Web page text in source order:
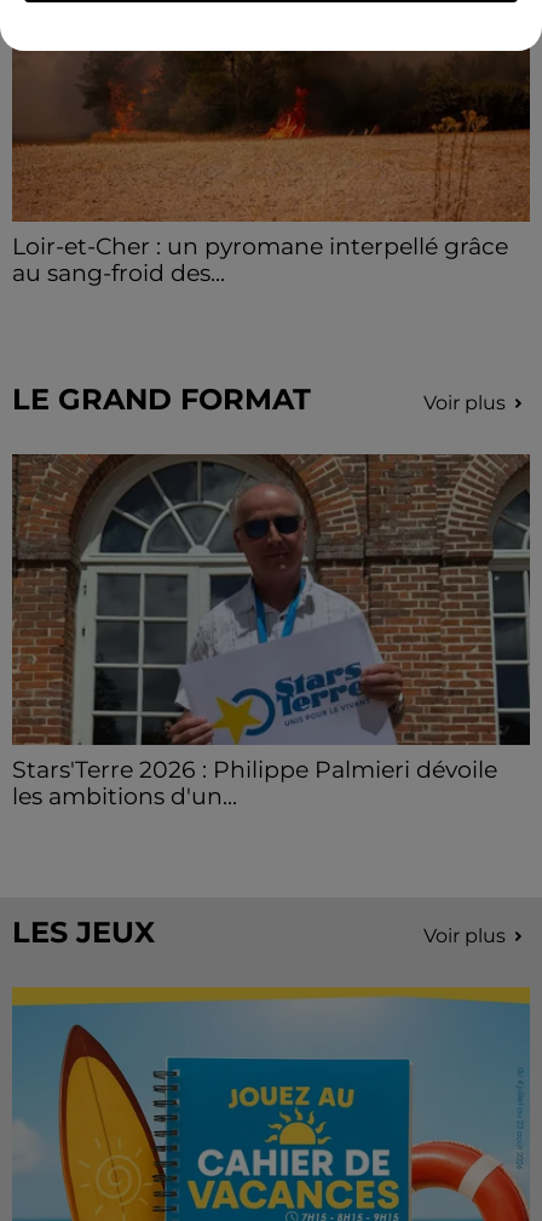
Loir-et-Cher : un pyromane interpellé grâce
au sang-froid des...
Grâce...
LE GRAND FORMAT Voir plus
Stars'Terre 2026 : Philippe Palmieri dévoile
les ambitions d'un...
LES JEUX Voir plus